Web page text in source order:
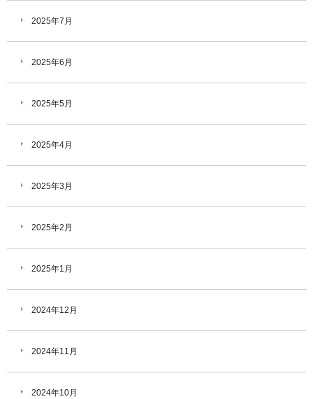
2025年7月
2025年6月
2025年5月
2025年4月
2025年3月
2025年2月
2025年1月
2024年12月
2024年11月
2024年10月